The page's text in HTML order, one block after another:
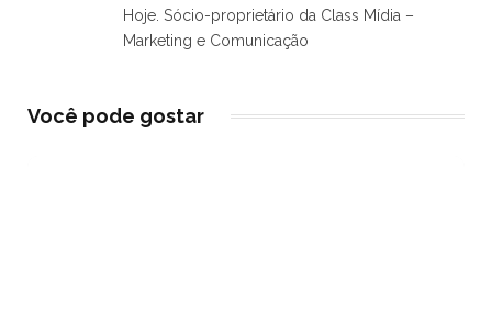
Hoje. Sócio-proprietário da Class Mídia –
Marketing e Comunicação
Você pode gostar